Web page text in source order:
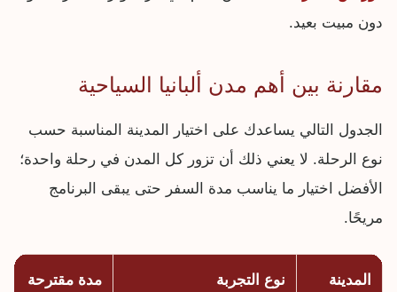
دون مبيت بعيد.
مقارنة بين أهم مدن ألبانيا السياحية
الجدول التالي يساعدك على اختيار المدينة المناسبة حسب
نوع الرحلة. لا يعني ذلك أن تزور كل المدن في رحلة واحدة؛
الأفضل اختيار ما يناسب مدة السفر حتى يبقى البرنامج
مريحًا.
المدينة نوع التجربة مدة مقترحة